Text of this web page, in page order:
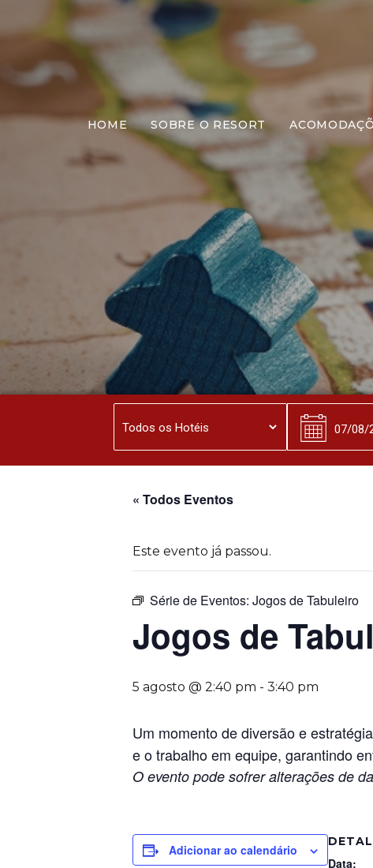
HOME SOBRE O RESORT
« Todos Eventos
Este evento já passou.
Série de Eventos: Jogos de Tabuleiro
Jogos de
5 agosto @ 2:40 pm - 3:40 pm
Um momento de diversão e
e o trabalho em equipe, garantindo
O evento pode sofrer alterações de
Adicionar ao calendário
Data: